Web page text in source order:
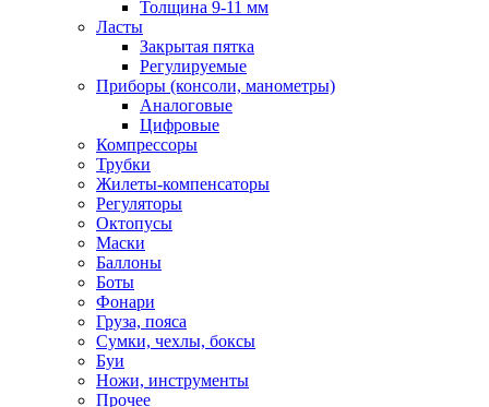
Толщина 9-11 мм
Ласты
Закрытая пятка
Регулируемые
Приборы (консоли, манометры)
Аналоговые
Цифровые
Компрессоры
Трубки
Жилеты-компенсаторы
Регуляторы
Октопусы
Маски
Баллоны
Боты
Фонари
Груза, пояса
Сумки, чехлы, боксы
Буи
Ножи, инструменты
Прочее